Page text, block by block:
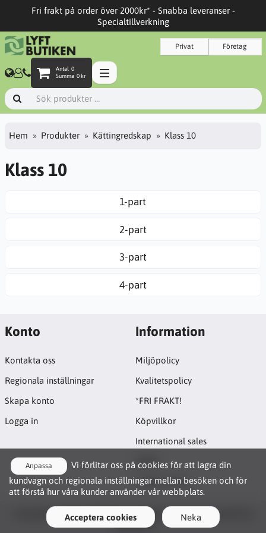
Fri frakt på order över 2000kr* - Snabba leveranser -
Specialtillverkning
Privat Företag
Antal 0
Summa 0 kr
Hem Produkter Kättingredskap Klass 10
Klass 10
1-part
2-part
3-part
4-part
Anpassa
Vi förlitar oss på cookies för att lagra din
kundvagn och regionala inställningar mellan besöken och för
att förstå hur våra kunder använder vår webbplats.
Funktionscookies
Dessa cookies möjliggör grundläggande interaktion
Acceptera cookies Neka
Konto
Kontakta oss
Regionala inställningar
Skapa konto
Logga in
Information
Miljöpolicy
Kvalitetspolicy
*FRI FRAKT!
Köpvillkor
International sales
GDPR
Cookie-policy
Copyright © 2026 Lyftbutiken. All rights reserved · Powered by
LiteCart®